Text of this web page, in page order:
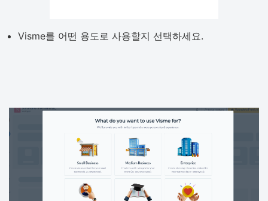
Visme를 어떤 용도로 사용할지 선택하세요.